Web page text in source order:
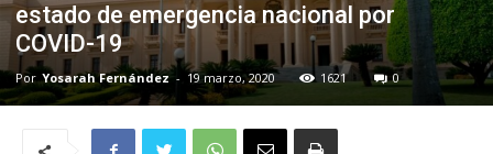
estado de emergencia nacional por
COVID-19
Por Yosarah Fernández - 19 marzo, 2020 1621 0